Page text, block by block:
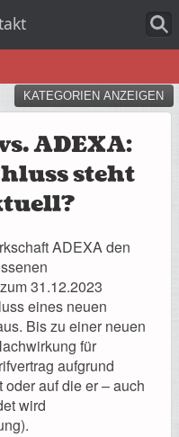
KATEGORIEN ANZEIGEN
ADEXA:
steht
ADEXA den
31.12.2023
eines neuen
Bis zu einer neuen
für
aufgrund
auf die er – auch
wird